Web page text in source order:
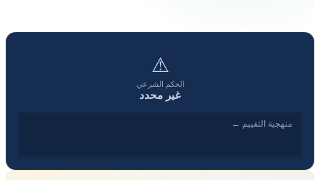
⚠
الحكم الشرعي
غير محدد
منهجية التقييم ←